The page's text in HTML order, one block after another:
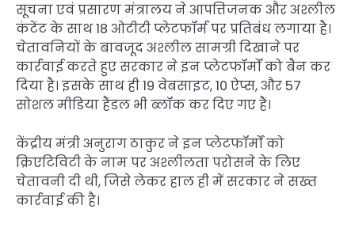
सूचना एवं प्रसारण मंत्रालय ने आपत्तिजनक और अश्लील
कंटेंट के साथ 18 ओटीटी प्लेटफॉर्म पर प्रतिबंध लगाया है।
चेतावनियों के बावजूद अश्लील सामग्री दिखाने पर
कार्रवाई करते हुए सरकार ने इन प्लेटफॉर्मों को बैन कर
दिया है। इसके साथ ही 19 वेबसाइट, 10 ऐप्स, और 57
सोशल मीडिया हैंडल भी ब्लॉक कर दिए गए हैं।
केंद्रीय मंत्री अनुराग ठाकुर ने इन प्लेटफॉर्मों को
क्रिएटिविटी के नाम पर अश्लीलता परोसने के लिए
चेतावनी दी थी, जिसे लेकर हाल ही में सरकार ने सख्त
कार्रवाई की है।